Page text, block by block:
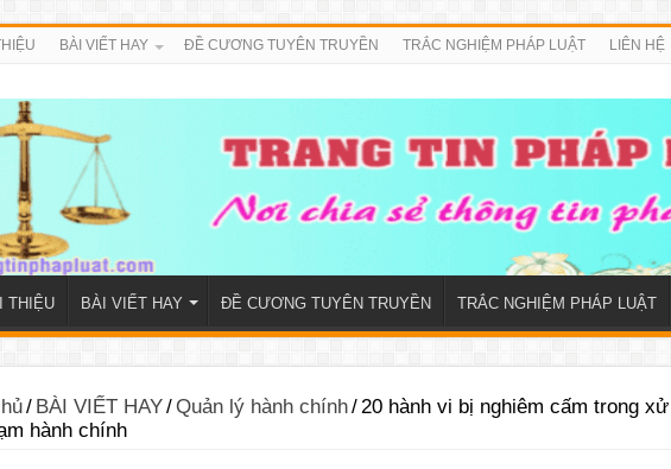
BÀI VIẾT HAY ĐỀ CƯƠNG TUYÊN TRUYỀN TRẮC NGHIỆM PHÁP LUẬT LIÊN HỆ
THIỆU BÀI VIẾT HAY ĐỀ CƯƠNG TUYÊN TRUYỀN TRẮC NGHIỆM PHÁP LUẬT
/ BÀI VIẾT HAY/Quản lý hành chính/ 20 hành vi bị nghiêm cấm trong xử
hành chính